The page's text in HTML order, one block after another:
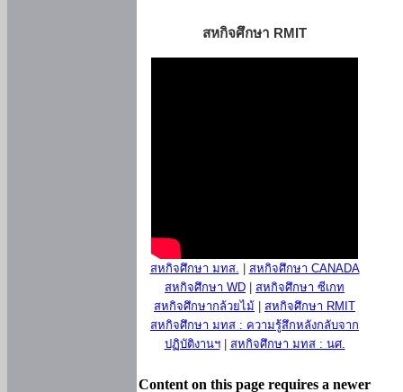
สหกิจศึกษา RMIT
สหกิจศึกษา มทส.
สหกิจศึกษา CANADA
สหกิจศึกษา WD
สหกิจศึกษา ซีเกท
สหกิจศึกษากล้วยไม้
สหกิจศึกษา RMIT
สหกิจศึกษา มทส : ความรู้สึกหลังกลับจาก
ปฏิบัติงานฯ| สหกิจศึกษา มทส : นศ.
Content on this page requires a newer